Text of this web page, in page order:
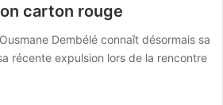
carton rouge
Dembélé connaît désormais sa
récente expulsion lors de la rencontre